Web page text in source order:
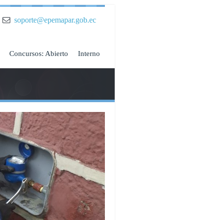
soporte@epemapar.gob.ec
Concursos: Abierto Interno